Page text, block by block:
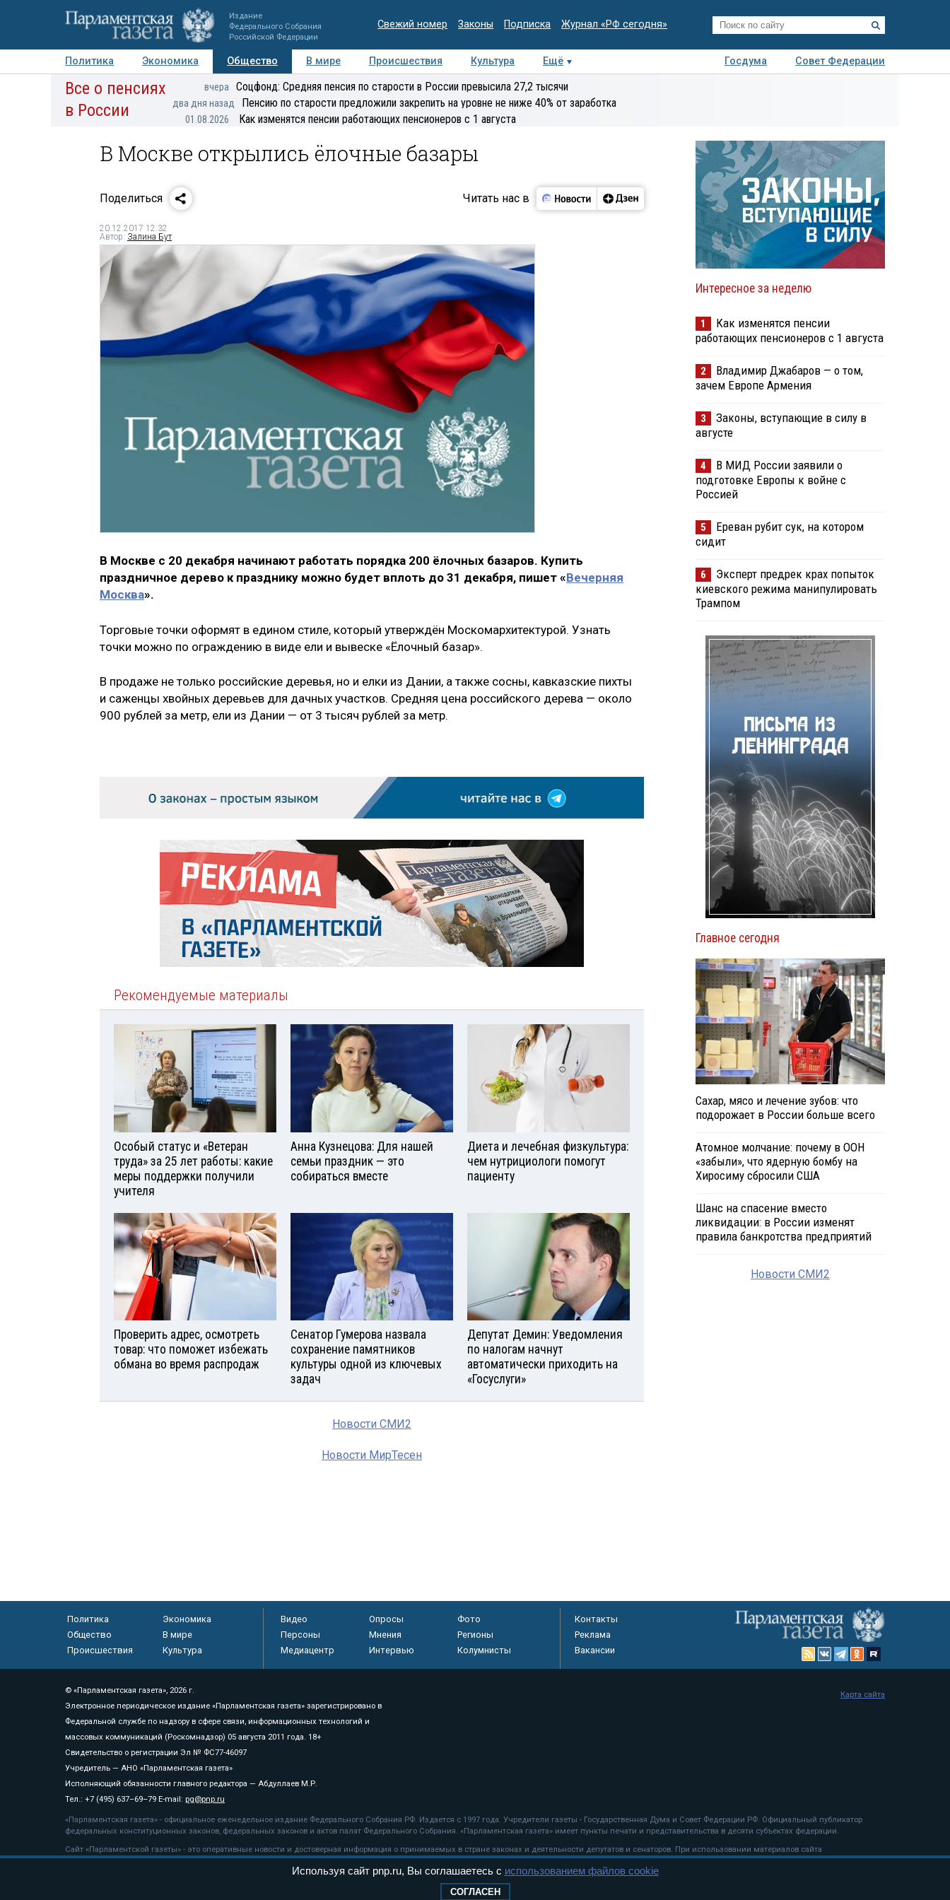
Издание
Федерального Собрания
Российской Федерации
Свежий номер Законы Подписка Журнал «РФ сегодня»
Политика Экономика Общество В мире Происшествия Культура Ещё Госдума
Совет Федерации
Авторы Персоны Мнения Регионы Медиацентр Интервью Колумнисты
экспертиза
Все о пенсиях
в России
вчера Соцфонд: Средняя пенсия по старости в России превысила 27,2 тысячи
два дня назад Пенсию по старости предложили закрепить на уровне не ниже 40% от заработка
01.08.2026 Как изменятся пенсии работающих пенсионеров с 1 августа
В Москве открылись ёлочные базары
Поделиться Читать нас в
20.12.2017 12:32
Автор: Залина Бут
В Москве с 20 декабря начинают работать порядка 200 ёлочных базаров. Купить
праздничное дерево к празднику можно будет вплоть до 31 декабря, пишет «Вечерняя
Москва».
Торговые точки оформят в едином стиле, который утверждён Москомархитектурой. Узнать
точки можно по ограждению в виде ели и вывеске «Ёлочный базар».
В продаже не только российские деревья, но и елки из Дании, а также сосны, кавказские пихты
и саженцы хвойных деревьев для дачных участков. Средняя цена российского дерева — около
900 рублей за метр, ели из Дании — от 3 тысяч рублей за метр.
Рекомендуемые материалы
Особый статус и «Ветеран
труда» за 25 лет работы: какие
меры поддержки получили
учителя
Анна Кузнецова: Для нашей
семьи праздник — это
собираться вместе
Диета и лечебная физкультура:
чем нутрициологи помогут
пациенту
Проверить адрес, осмотреть
товар: что поможет избежать
обмана во время распродаж
Сенатор Гумерова назвала
сохранение памятников
культуры одной из ключевых
задач
Депутат Демин: Уведомления
по налогам начнут
автоматически приходить на
«Госуслуги»
Новости СМИ2
Новости МирТесен
Интересное за неделю
1
Как изменятся пенсии
работающих пенсионеров с 1 августа
2
Владимир Джабаров — о том,
зачем Европе Армения
3
Законы, вступающие в силу в
августе
4
В МИД России заявили о
подготовке Европы к войне с
Россией
5
Ереван рубит сук, на котором
сидит
6
Эксперт предрек крах попыток
киевского режима манипулировать
Трампом
Главное сегодня
Сахар, мясо и лечение зубов: что
подорожает в России больше всего
Атомное молчание: почему в ООН
«забыли», что ядерную бомбу на
Хиросиму сбросили США
Шанс на спасение вместо
ликвидации: в России изменят
правила банкротства предприятий
Новости СМИ2
Политика
Экономика
Общество
В мире
Происшествия
Культура
Видео Опросы
Фото
Персоны
Мнения
Регионы
Медиацентр
Интервью Колумнисты
Контакты
Реклама
Вакансии
© «Парламентская газета», 2026 г.
Электронное периодическое издание «Парламентская газета» зарегистрировано в
Федеральной службе по надзору в сфере связи, информационных технологий и
массовых коммуникаций (Роскомнадзор) 05 августа 2011 года. 18+
Свидетельство о регистрации Эл № ФС77-46097
Учредитель — АНО «Парламентская газета»
Исполняющий обязанности главного редактора — Абдуллаев М.Р.
Тел.: +7 (495) 637–69–79 E-mail: pg@pnp.ru
«Парламентская газета» - официальное еженедельное издание Федерального Собрания РФ. Издается с 1997 года. Учредители газеты - Государственная Дума и Совет Федерации РФ. Официальный публикатор
федеральных конституционных законов, федеральных законов и актов палат Федерального Собрания. «Парламентская газета» имеет пункты печати и представительства в десяти субъектах федерации.
Сайт «Парламентской газеты» - это оперативные новости и достоверная информация о принимаемых в стране законах и деятельности депутатов и сенаторов. При использовании материалов сайта
«Парламентской газеты» активная ссылка на pnp.ru обязательна.
рекомендательные технологии
Карта сайта
Используя сайт pnp.ru, Вы соглашаетесь с использованием файлов cookie
СОГЛАСЕН